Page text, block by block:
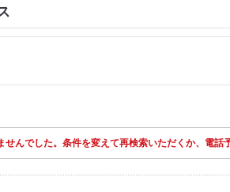
んでした。条件を変えて再検索いただくか、電話